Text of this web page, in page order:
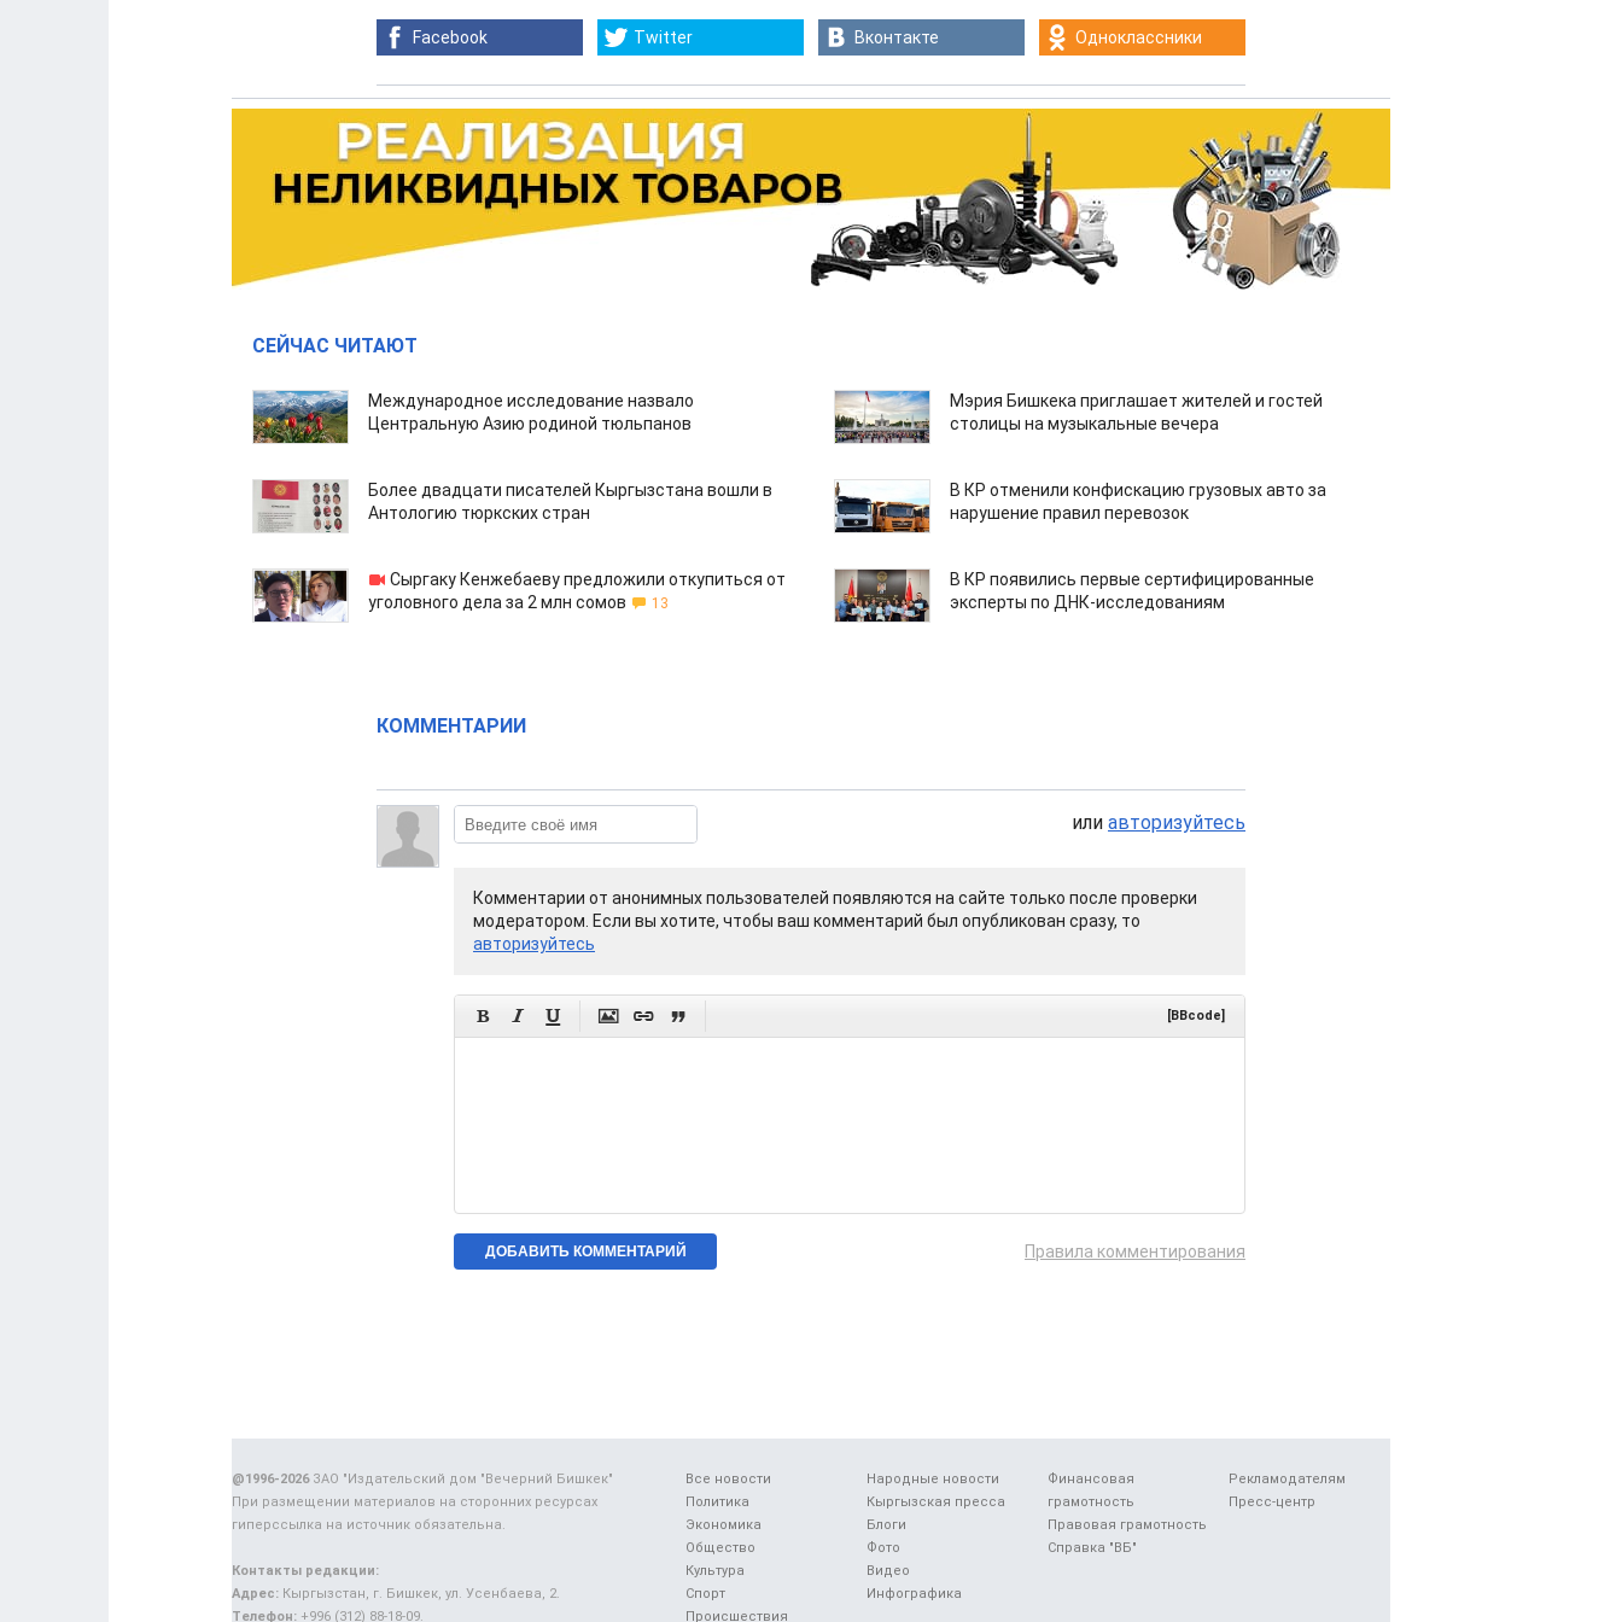
Facebook Twitter Вконтакте Одноклассники
СЕЙЧАС ЧИТАЮТ
Международное исследование назвало
Центральную Азию родиной тюльпанов
Мэрия Бишкека приглашает жителей и гостей
столицы на музыкальные вечера
Более двадцати писателей Кыргызстана вошли в
Антологию тюркских стран
В КР отменили конфискацию грузовых авто за
нарушение правил перевозок
Сыргаку Кенжебаеву предложили откупиться от
уголовного дела за 2 млн сомов
13
В КР появились первые сертифицированные
эксперты по ДНК-исследованиям
КОММЕНТАРИИ
или авторизуйтесь
Комментарии от анонимных пользователей появляются на сайте только после проверки
модератором. Если вы хотите, чтобы ваш комментарий был опубликован сразу, то
авторизуйтесь
      [BBcode]
Правила комментирования
Все новости
Политика
Экономика
Общество
Культура
Спорт
Происшествия
Народные новости
Кыргызская пресса
Блоги
Фото
Видео
Инфографика
Финансовая
грамотность
Правовая грамотность
Справка "ВБ"
Рекламодателям
Пресс-центр
@1996-2026ЗАО "Издательский дом "Вечерний Бишкек"
При размещении материалов на сторонних ресурсах
гиперссылка на источник обязательна.
Контакты редакции:
Адрес: Кыргызстан, г. Бишкек, ул. Усенбаева, 2.
Телефон: +996 (312) 88-18-09.